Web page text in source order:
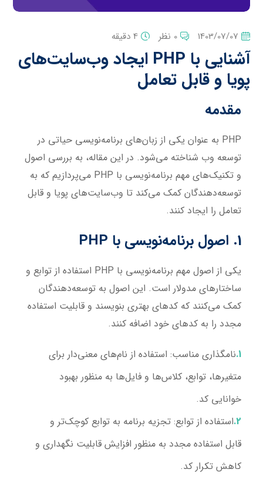
1403/07/07 0 نظر 4 دقیقه
آشنایی با PHP ایجاد وب‌سایت‌های
پویا و قابل تعامل
مقدمه
PHP به عنوان یکی از زبان‌های برنامه‌نویسی حیاتی در
توسعه وب شناخته می‌شود. در این مقاله، به بررسی اصول
و تکنیک‌های مهم برنامه‌نویسی با PHP می‌پردازیم که به
توسعه‌دهندگان کمک می‌کند تا وب‌سایت‌های پویا و قابل
تعامل را ایجاد کنند.
1. اصول برنامه‌نویسی با PHP
یکی از اصول مهم برنامه‌نویسی با PHP استفاده از توابع و
ساختارهای مدولار است. این اصول به توسعه‌دهندگان
کمک می‌کنند که کدهای بهتری بنویسند و قابلیت استفاده
مجدد را به کدهای خود اضافه کنند.
نامگذاری مناسب: استفاده از نام‌های معنی‌دار برای
متغیرها، توابع، کلاس‌ها و فایل‌ها به منظور بهبود
خوانایی کد.
استفاده از توابع: تجزیه برنامه به توابع کوچک‌تر و
قابل استفاده مجدد به منظور افزایش قابلیت نگهداری و
کاهش تکرار کد.